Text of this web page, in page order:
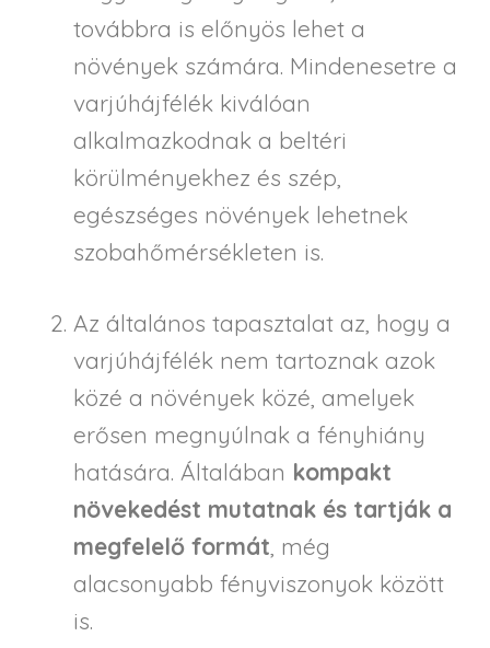
továbbra is előnyös lehet a
növények számára. Mindenesetre a
varjúhájfélék kiválóan
alkalmazkodnak a beltéri
körülményekhez és szép,
egészséges növények lehetnek
szobahőmérsékleten is.
Az általános tapasztalat az, hogy a
varjúhájfélék nem tartoznak azok
közé a növények közé, amelyek
erősen megnyúlnak a fényhiány
hatására. Általában kompakt
növekedést mutatnak és tartják a
megfelelő formát, még
alacsonyabb fényviszonyok között
is.